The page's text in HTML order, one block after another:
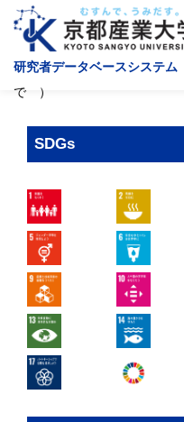
研究者データベースシステム
で ）
SDGs